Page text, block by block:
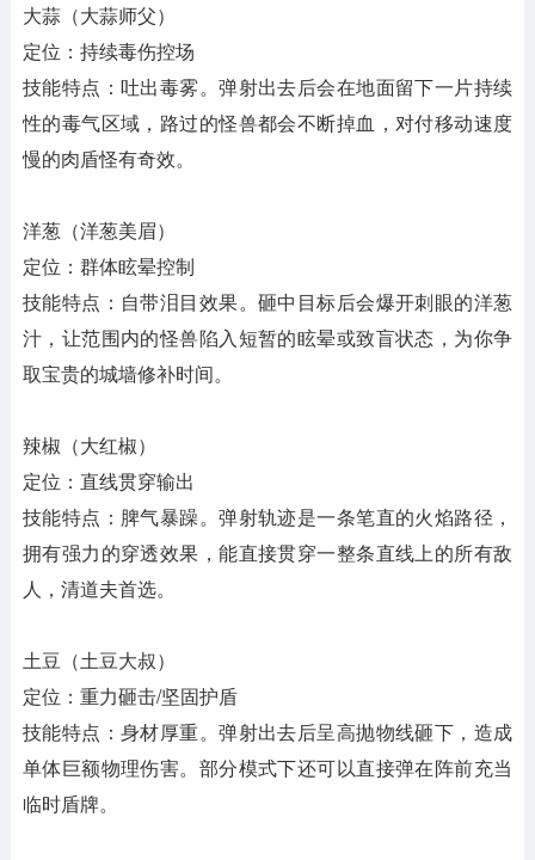
大蒜（大蒜师父）
定位：持续毒伤控场
技能特点：吐出毒雾。弹射出去后会在地面留下一片持续
性的毒气区域，路过的怪兽都会不断掉血，对付移动速度
慢的肉盾怪有奇效。
洋葱（洋葱美眉）
定位：群体眩晕控制
技能特点：自带泪目效果。砸中目标后会爆开刺眼的洋葱
汁，让范围内的怪兽陷入短暂的眩晕或致盲状态，为你争
取宝贵的城墙修补时间。
辣椒（大红椒）
定位：直线贯穿输出
技能特点：脾气暴躁。弹射轨迹是一条笔直的火焰路径，
拥有强力的穿透效果，能直接贯穿一整条直线上的所有敌
人，清道夫首选。
土豆（土豆大叔）
定位：重力砸击/坚固护盾
技能特点：身材厚重。弹射出去后呈高抛物线砸下，造成
单体巨额物理伤害。部分模式下还可以直接弹在阵前充当
临时盾牌。